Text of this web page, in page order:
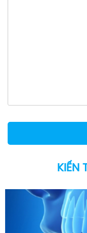
KIẾN